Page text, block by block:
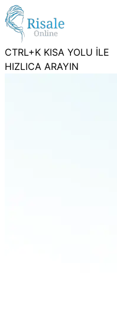
CTRL+K KISA YOLU İLE
HIZLICA ARAYIN